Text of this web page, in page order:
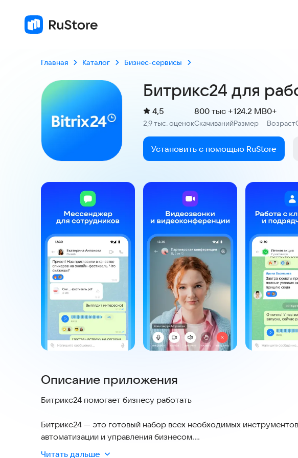
Главная Каталог Бизнес-сервисы
Битрикс24 для
Рейтинг:
4,5
2,9 тыс. оценокСкачиваний
800 тыс +
Размер
124.2 MB
Возраст
0+
Установить с помощью RuStore
Скриншоты
Описание приложения
Битрикс24 помогает бизнесу работать
Битрикс24 — это готовый набор всех необходимых
автоматизации и управления бизнесом.
Читать дальше